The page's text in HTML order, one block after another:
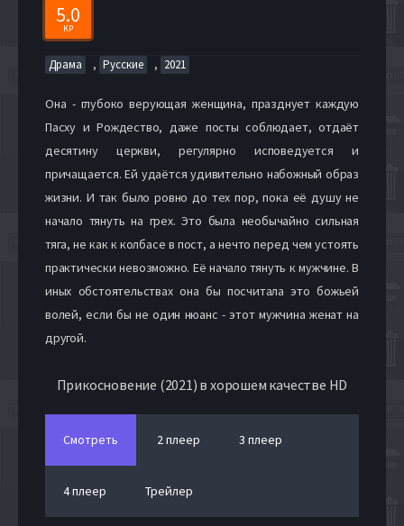
5.0
KP
Драма , Русские , 2021
Она - глубоко верующая женщина, празднует каждую
Пасху и Рождество, даже посты соблюдает, отдаёт
десятину церкви, регулярно исповедуется и
причащается. Ей удаётся удивительно набожный образ
жизни. И так было ровно до тех пор, пока её душу не
начало тянуть на грех. Это была необычайно сильная
тяга, не как к колбасе в пост, а нечто перед чем устоять
практически невозможно. Её начало тянуть к мужчине. В
иных обстоятельствах она бы посчитала это божьей
волей, если бы не один нюанс - этот мужчина женат на
другой.
Прикосновение (2021) в хорошем качестве HD
Смотреть 2 плеер 3 плеер
4 плеер Трейлер